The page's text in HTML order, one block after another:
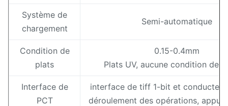
Système de
chargement
Semi-automatique
Condition de
plats
0.15-0.4mm
Plats UV, aucune condition de
Interface de
PCT
interface de tiff 1-bit et
déroulement des opérations, appui